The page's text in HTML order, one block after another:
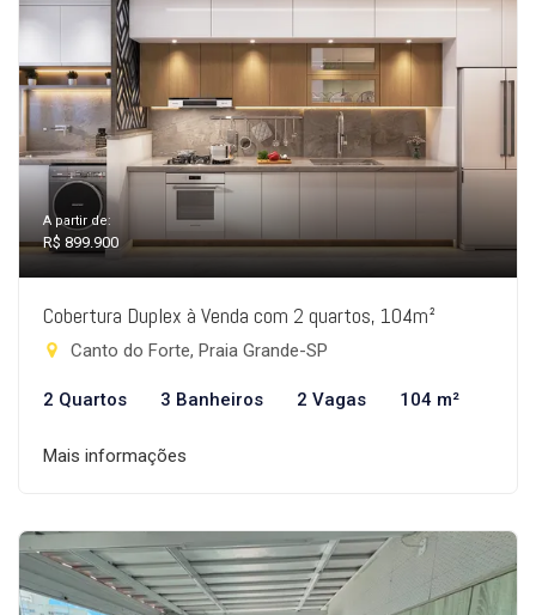
A partir de:
R$ 899.900
Cobertura Duplex à Venda com 2 quartos, 104m²
Canto do Forte, Praia Grande-SP
2 Quartos 3 Banheiros 2 Vagas 104 m²
Mais informações